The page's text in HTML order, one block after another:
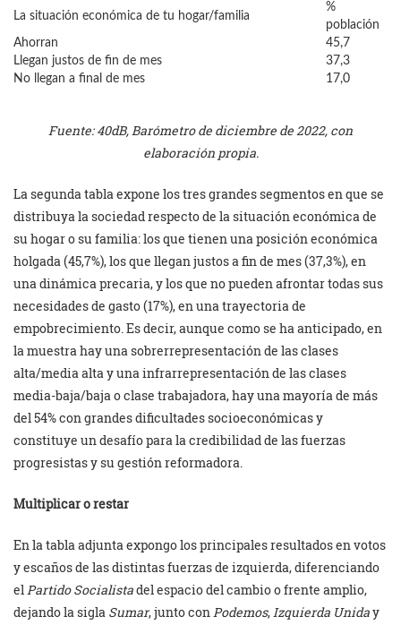
La situación económica de tu hogar/familia
%
población
Ahorran
45,7
Llegan justos de fin de mes
37,3
No llegan a final de mes
17,0
Fuente: 40dB, Barómetro de diciembre de 2022, con
elaboración propia.
La segunda tabla expone los tres grandes segmentos en que se
distribuya la sociedad respecto de la situación económica de
su hogar o su familia: los que tienen una posición económica
holgada (45,7%), los que llegan justos a fin de mes (37,3%), en
una dinámica precaria, y los que no pueden afrontar todas sus
necesidades de gasto (17%), en una trayectoria de
empobrecimiento. Es decir, aunque como se ha anticipado, en
la muestra hay una sobrerrepresentación de las clases
alta/media alta y una infrarrepresentación de las clases
media-baja/baja o clase trabajadora, hay una mayoría de más
del 54% con grandes dificultades socioeconómicas y
constituye un desafío para la credibilidad de las fuerzas
progresistas y su gestión reformadora.
Multiplicar o restar
En la tabla adjunta expongo los principales resultados en votos
y escaños de las distintas fuerzas de izquierda, diferenciando
elPartido Socialistadel espacio del cambio o frente amplio,
dejando la sigla Sumar, junto conPodemos,Izquierda Uniday